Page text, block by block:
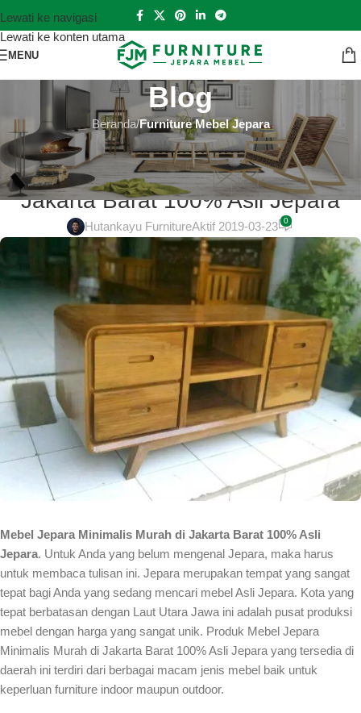
Lewati ke navigasi
Lewati ke konten utama
MENU
Blog
Beranda/Furniture Mebel Jepara
FURNITURE MEBEL JEPARA
Mebel Jepara Minimalis Murah di
Jakarta Barat 100% Asli Jepara
Hutankayu FurnitureAktif 2019-03-23 0
Mebel Jepara Minimalis Murah di Jakarta Barat 100% Asli
Jepara. Untuk Anda yang belum mengenal Jepara, maka harus
untuk membaca tulisan ini. Jepara merupakan tempat yang sangat
tepat bagi Anda yang sedang mencari mebel Asli Jepara. Kota yang
tepat berbatasan dengan Laut Utara Jawa ini adalah pusat produksi
mebel dengan harga yang sangat unik. Produk Mebel Jepara
Minimalis Murah di Jakarta Barat 100% Asli Jepara yang tersedia di
daerah ini terdiri dari berbagai macam jenis mebel baik untuk
keperluan furniture indoor maupun outdoor.